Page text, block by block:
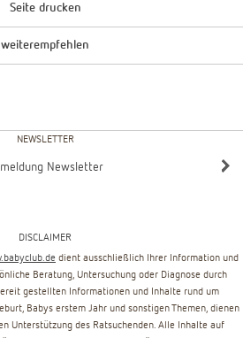
Seite drucken
weiterempfehlen
NEWSLETTER
Newsletter
DISCLAIMER
dient ausschließlich Ihrer Information und
Beratung, Untersuchung oder Diagnose durch
gestellten Informationen und Inhalte rund um
Babys erstem Jahr und sonstigen Themen, dienen
Unterstützung des Ratsuchenden. Alle Inhalte auf